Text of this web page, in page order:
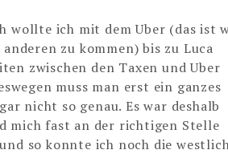
wollte ich mit dem Uber (das ist
zu kommen) bis zu Luca
zwischen den Taxen und Uber
muss man erst ein ganzes
nicht so genau. Es war deshalb
mich fast an der richtigen Stelle
so konnte ich noch die